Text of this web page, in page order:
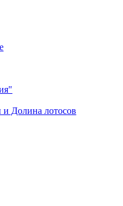
Долина лотосов